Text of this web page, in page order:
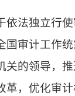
法独立行使
国审计工作
关的领导，
革，优化审